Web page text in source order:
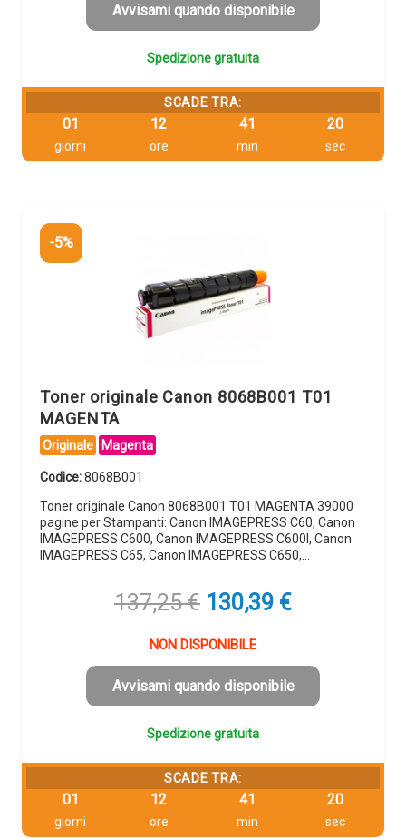
137,25 €.130,39 €.
Avvisami quando disponibile
Spedizione gratuita
SCADE TRA:
01
giorni
12
ore
41
min
19
sec
-5%
Toner originale Canon 8068B001 T01
MAGENTA
Originale Magenta
Codice:8068B001
Toner originale Canon 8068B001 T01 MAGENTA 39000
pagine per Stampanti: Canon IMAGEPRESS C60, Canon
IMAGEPRESS C600, Canon IMAGEPRESS C600I, Canon
IMAGEPRESS C65, Canon IMAGEPRESS C650,…
137,25€ Il
prezzo
originale
era:
137,25 €.
130,39 €Il
è:
130,39 €.
NON DISPONIBILE
Avvisami quando disponibile
Spedizione gratuita
SCADE TRA:
01
giorni
12
ore
41
min
19
sec